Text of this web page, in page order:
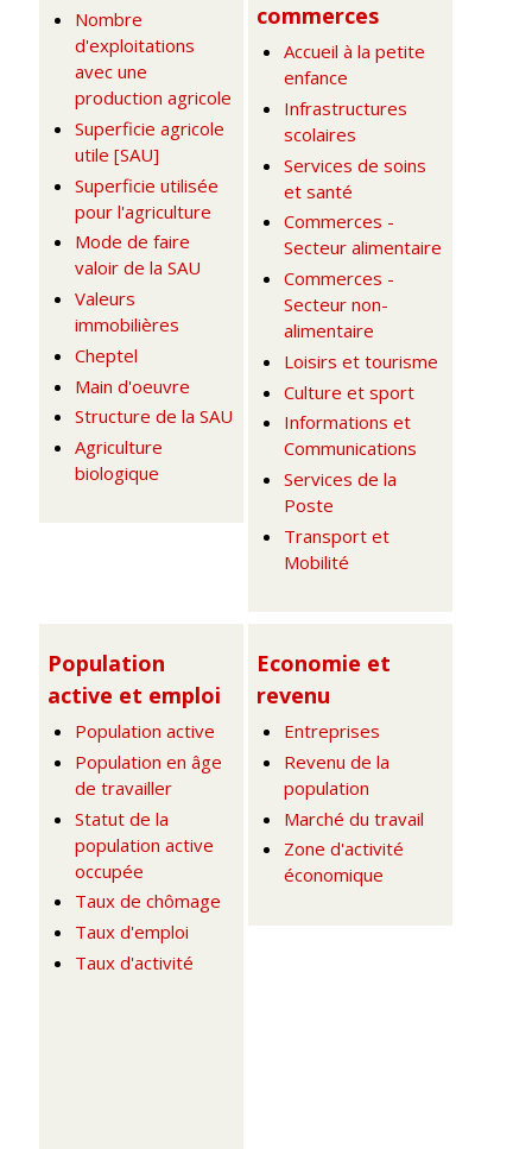
Nombre
d'exploitations
avec une
production agricole
Superficie agricole
utile [SAU]
Superficie utilisée
pour l'agriculture
Mode de faire
valoir de la SAU
Valeurs
immobilières
Cheptel
Main d'oeuvre
Structure de la SAU
Agriculture
biologique
commerces
Accueil à la petite
enfance
Infrastructures
scolaires
Services de soins
et santé
Commerces -
Secteur alimentaire
Commerces -
Secteur non-
alimentaire
Loisirs et tourisme
Culture et sport
Informations et
Communications
Services de la
Poste
Transport et
Mobilité
Population
active et emploi
Population active
Population en âge
de travailler
Statut de la
population active
occupée
Taux de chômage
Taux d'emploi
Taux d'activité
Economie et
revenu
Entreprises
Revenu de la
population
Marché du travail
Zone d'activité
économique